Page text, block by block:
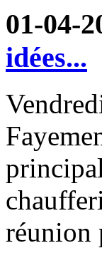
01-04-
idées...
réunion